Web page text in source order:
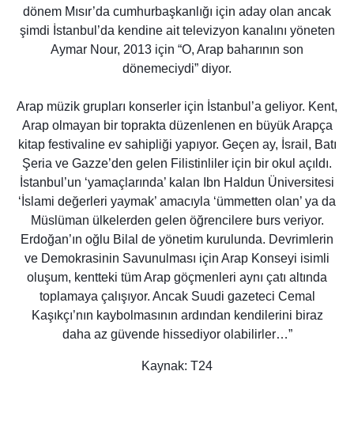
dönem Mısır’da cumhurbaşkanlığı için aday olan ancak
şimdi İstanbul’da kendine ait televizyon kanalını yöneten
Aymar Nour, 2013 için “O, Arap baharının son
dönemeciydi” diyor.
Arap müzik grupları konserler için İstanbul’a geliyor. Kent,
Arap olmayan bir toprakta düzenlenen en büyük Arapça
kitap festivaline ev sahipliği yapıyor. Geçen ay, İsrail, Batı
Şeria ve Gazze’den gelen Filistinliler için bir okul açıldı.
İstanbul’un ‘yamaçlarında’ kalan Ibn Haldun Üniversitesi
‘İslami değerleri yaymak’ amacıyla ‘ümmetten olan’ ya da
Müslüman ülkelerden gelen öğrencilere burs veriyor.
Erdoğan’ın oğlu Bilal de yönetim kurulunda. Devrimlerin
ve Demokrasinin Savunulması için Arap Konseyi isimli
oluşum, kentteki tüm Arap göçmenleri aynı çatı altında
toplamaya çalışıyor. Ancak Suudi gazeteci Cemal
Kaşıkçı’nın kaybolmasının ardından kendilerini biraz
daha az güvende hissediyor olabilirler…”
Kaynak: T24